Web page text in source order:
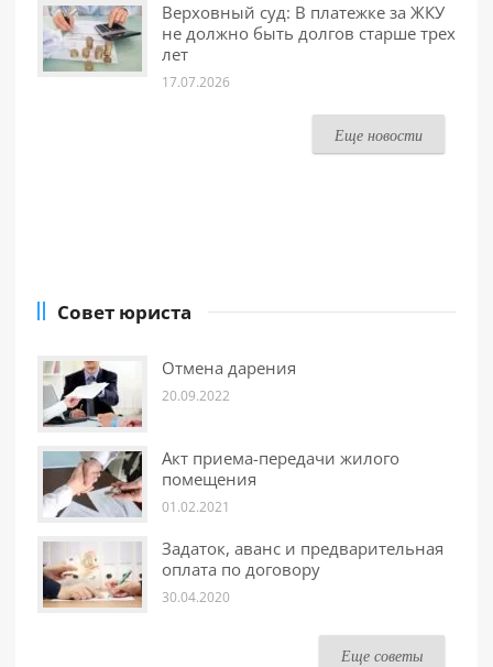
Верховный суд: В платежке за ЖКУ
не должно быть долгов старше трех
лет
17.07.2026
Еще новости
Совет юриста
Отмена дарения
20.09.2022
Акт приема-передачи жилого
помещения
01.02.2021
Задаток, аванс и предварительная
оплата по договору
30.04.2020
Еще советы